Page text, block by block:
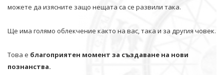
можете да изясните защо нещата са се развили така.
Ще има голямо облекчение както на вас, така и за другия човек.
Това е благоприятен момент за създаване на нови
познанства.